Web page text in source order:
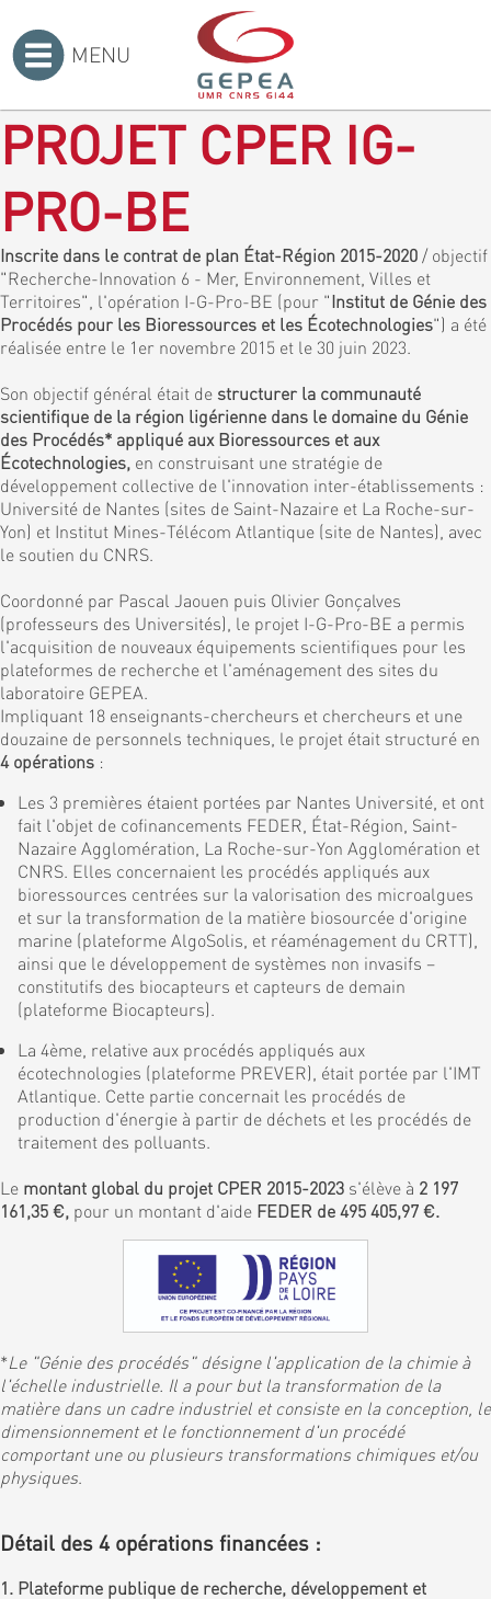
MENU
PROJET CPER IG-
PRO-BE
Inscrite dans le contrat de plan État-Région 2015-2020 / objectif
"Recherche-Innovation 6 - Mer, Environnement, Villes et
Territoires", l'opération I-G-Pro-BE (pour "Institut de Génie des
Procédés pour les Bioressources et les Écotechnologies") a été
réalisée entre le 1er novembre 2015 et le 30 juin 2023.
Son objectif général était de structurer la communauté
scientifique de la région ligérienne dans le domaine du Génie
des Procédés* appliqué aux Bioressources et aux
Écotechnologies, en construisant une stratégie de
développement collective de l'innovation inter-établissements :
Université de Nantes (sites de Saint-Nazaire et La Roche-sur-
Yon) et Institut Mines-Télécom Atlantique (site de Nantes), avec
le soutien du CNRS.
Coordonné par Pascal Jaouen puis Olivier Gonçalves
(professeurs des Universités), le projet I-G-Pro-BE a permis
l'acquisition de nouveaux équipements scientifiques pour les
plateformes de recherche et l'aménagement des sites du
laboratoire GEPEA.
Impliquant 18 enseignants-chercheurs et chercheurs et une
douzaine de personnels techniques, le projet était structuré en
4 opérations :
Les 3 premières étaient portées par Nantes Université, et ont
fait l'objet de cofinancements FEDER, État-Région, Saint-
Nazaire Agglomération, La Roche-sur-Yon Agglomération et
CNRS. Elles concernaient les procédés appliqués aux
bioressources centrées sur la valorisation des microalgues
et sur la transformation de la matière biosourcée d'origine
marine (plateforme AlgoSolis, et réaménagement du CRTT),
ainsi que le développement de systèmes non invasifs –
constitutifs des biocapteurs et capteurs de demain
(plateforme Biocapteurs).
La 4ème, relative aux procédés appliqués aux
écotechnologies (plateforme PREVER), était portée par l'IMT
Atlantique. Cette partie concernait les procédés de
production d'énergie à partir de déchets et les procédés de
traitement des polluants.
Le montant global du projet CPER 2015-2023 s'élève à 2 197
161,35 €, pour un montant d'aide FEDER de 495 405,97 €.
*Le "Génie des procédés" désigne l'application de la chimie à
l'échelle industrielle. Il a pour but la transformation de la
matière dans un cadre industriel et consiste en la conception, le
dimensionnement et le fonctionnement d'un procédé
comportant une ou plusieurs transformations chimiques et/ou
physiques.
Détail des 4 opérations financées :
1. Plateforme publique de recherche, développement et